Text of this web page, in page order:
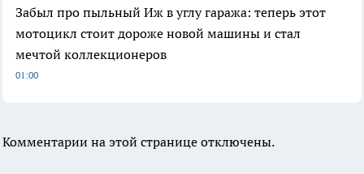
Забыл про пыльный Иж в углу гаража: теперь этот
мотоцикл стоит дороже новой машины и стал
мечтой коллекционеров
01:00
Комментарии на этой странице отключены.